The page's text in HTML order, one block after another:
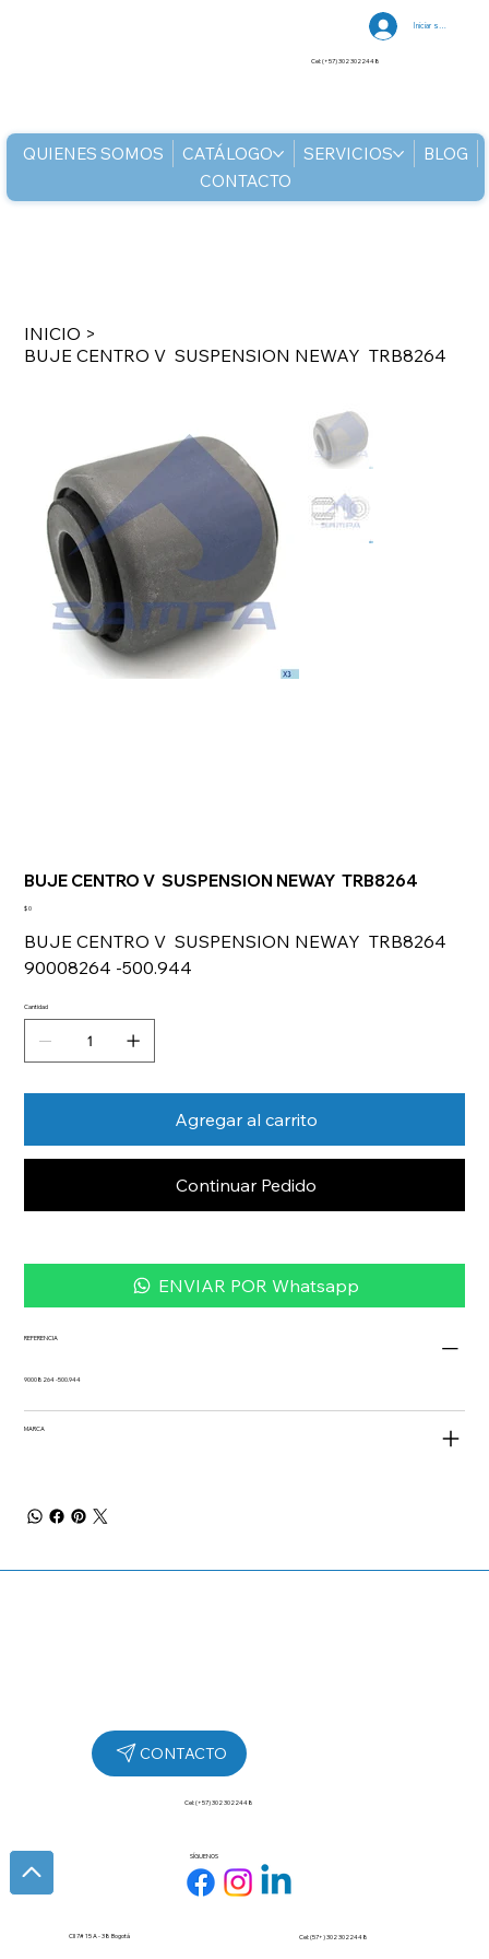
QUIENES SOMOS CATÁLOGO SERVICIOS
BLOG
CONTACTO
Iniciar sesión
Cel: (+57) 302 3022448
INICIO >
BUJE CENTRO V SUSPENSION NEWAY TRB8264
BUJE CENTRO V SUSPENSION NEWAY TRB8264
Precio
$ 0
BUJE CENTRO V SUSPENSION NEWAY TRB8264
90008264 -500.944
Cantidad
Agregar al carrito
Continuar Pedido
ENVIAR POR Whatsapp
REFERENCIA
90008264 -500.944
MARCA
SÍGUENOS
Cel: (+57) 302 3022448
Cll 7# 15 A - 38 Bogotá Cel: (57+) 302 3022448